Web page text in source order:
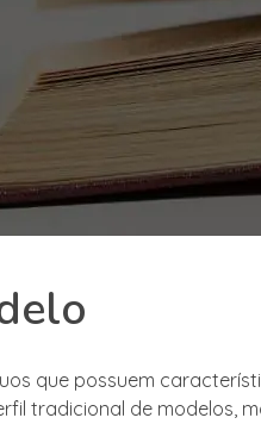
que possuem
tradicional de modelos,